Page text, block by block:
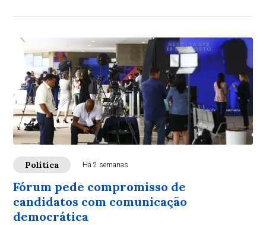
Política Há 2 semanas
Fórum pede compromisso de
candidatos com comunicação
democrática